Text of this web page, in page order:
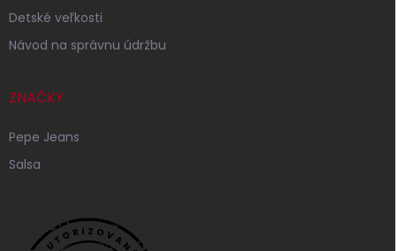
Detské veľkosti
Návod na správnu údržbu
ZNAČKY
Pepe Jeans
Salsa